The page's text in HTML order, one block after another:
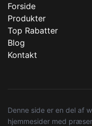
Forside
Produkter
Top Rabatter
Blog
Kontakt
Denne side er en del af
hjemmesider med